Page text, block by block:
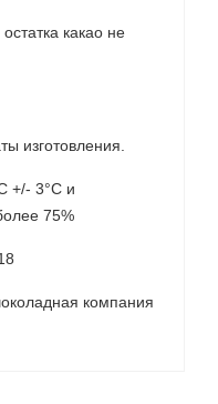
какао не
изготовления.
+/- 3°С и
75%
компания